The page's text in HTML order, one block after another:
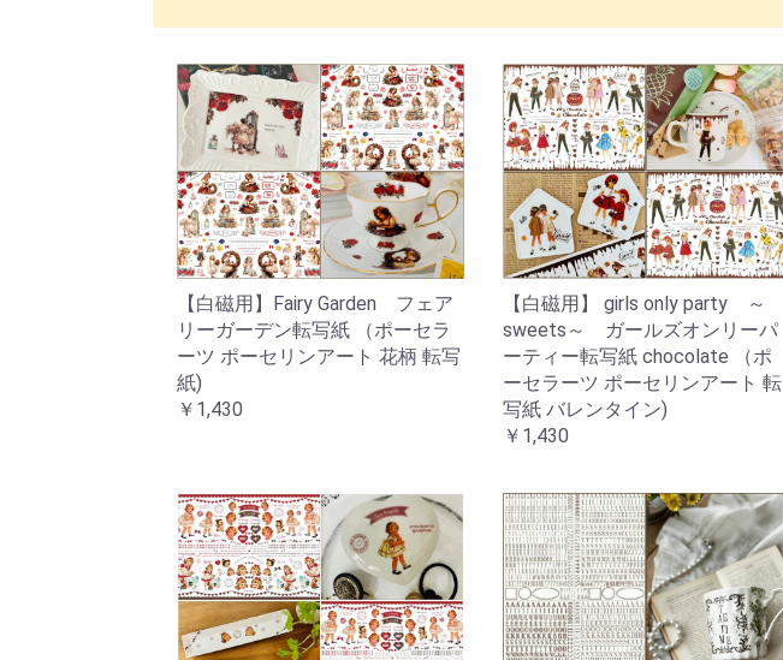
【白磁用】Fairy Garden フェア
リーガーデン転写紙 （ポーセラ
ーツ ポーセリンアート 花柄 転写
紙)
￥1,430
【白磁用】 girls only party ～
sweets～ ガールズオンリーパ
ーティー転写紙 chocolate （ポ
ーセラーツ ポーセリンアート 転
写紙 バレンタイン)
￥1,430